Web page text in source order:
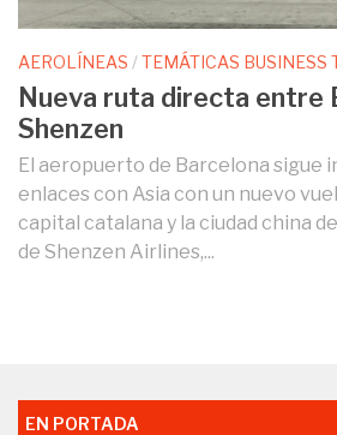
AEROLÍNEAS /TEMÁTICAS BUSINESS
Nueva ruta directa entre
Shenzen
El aeropuerto de Barcelona sigue
enlaces con Asia con un nuevo
capital catalana y la ciudad china
de Shenzen Airlines,...
EN PORTADA